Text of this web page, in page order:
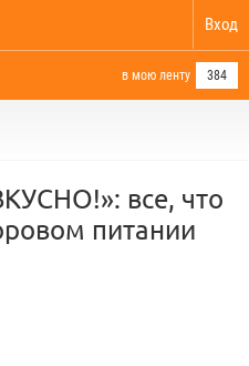
Вход
в мою ленту 384
все, что
питании